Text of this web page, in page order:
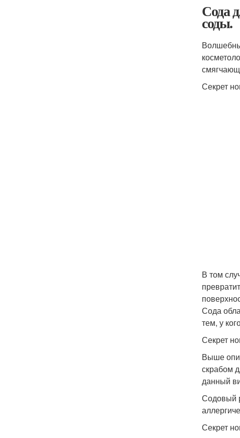
Сода
соды.
Секрет
В том
Сода
тем, у
Секрет
Выше
скрабом
данный
Содовый
Секрет